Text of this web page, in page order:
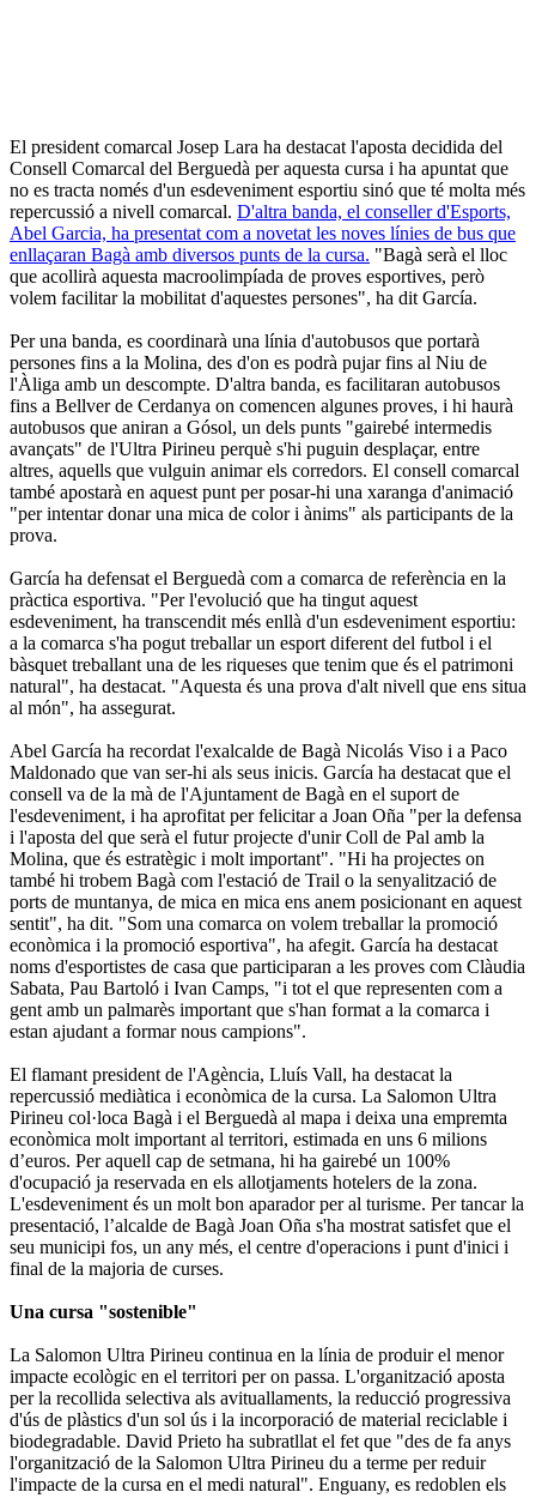
El president comarcal Josep Lara ha destacat l'aposta decidida del
Consell Comarcal del Berguedà per aquesta cursa i ha apuntat que
no es tracta només d'un esdeveniment esportiu sinó que té molta més
repercussió a nivell comarcal. D'altra banda, el conseller d'Esports,
Abel Garcia, ha presentat com a novetat les noves línies de bus que
enllaçaran Bagà amb diversos punts de la cursa. "Bagà serà el lloc
que acollirà aquesta macroolimpíada de proves esportives, però
volem facilitar la mobilitat d'aquestes persones", ha dit García.
Per una banda, es coordinarà una línia d'autobusos que portarà
persones fins a la Molina, des d'on es podrà pujar fins al Niu de
l'Àliga amb un descompte. D'altra banda, es facilitaran autobusos
fins a Bellver de Cerdanya on comencen algunes proves, i hi haurà
autobusos que aniran a Gósol, un dels punts "gairebé intermedis
avançats" de l'Ultra Pirineu perquè s'hi puguin desplaçar, entre
altres, aquells que vulguin animar els corredors. El consell comarcal
també apostarà en aquest punt per posar-hi una xaranga d'animació
"per intentar donar una mica de color i ànims" als participants de la
prova.
García ha defensat el Berguedà com a comarca de referència en la
pràctica esportiva. "Per l'evolució que ha tingut aquest
esdeveniment, ha transcendit més enllà d'un esdeveniment esportiu:
a la comarca s'ha pogut treballar un esport diferent del futbol i el
bàsquet treballant una de les riqueses que tenim que és el patrimoni
natural", ha destacat. "Aquesta és una prova d'alt nivell que ens situa
al món", ha assegurat.
Abel García ha recordat l'exalcalde de Bagà Nicolás Viso i a Paco
Maldonado que van ser-hi als seus inicis. García ha destacat que el
consell va de la mà de l'Ajuntament de Bagà en el suport de
l'esdeveniment, i ha aprofitat per felicitar a Joan Oña "per la defensa
i l'aposta del que serà el futur projecte d'unir Coll de Pal amb la
Molina, que és estratègic i molt important". "Hi ha projectes on
també hi trobem Bagà com l'estació de Trail o la senyalització de
ports de muntanya, de mica en mica ens anem posicionant en aquest
sentit", ha dit. "Som una comarca on volem treballar la promoció
econòmica i la promoció esportiva", ha afegit. García ha destacat
noms d'esportistes de casa que participaran a les proves com Clàudia
Sabata, Pau Bartoló i Ivan Camps, "i tot el que representen com a
gent amb un palmarès important que s'han format a la comarca i
estan ajudant a formar nous campions".
El flamant president de l'Agència, Lluís Vall, ha destacat la
repercussió mediàtica i econòmica de la cursa. La Salomon Ultra
Pirineu col·loca Bagà i el Berguedà al mapa i deixa una empremta
econòmica molt important al territori, estimada en uns 6 milions
d’euros. Per aquell cap de setmana, hi ha gairebé un 100%
d'ocupació ja reservada en els allotjaments hotelers de la zona.
L'esdeveniment és un molt bon aparador per al turisme. Per tancar la
presentació, l’alcalde de Bagà Joan Oña s'ha mostrat satisfet que el
seu municipi fos, un any més, el centre d'operacions i punt d'inici i
final de la majoria de curses.
Una cursa "sostenible"
La Salomon Ultra Pirineu continua en la línia de produir el menor
impacte ecològic en el territori per on passa. L'organització aposta
per la recollida selectiva als avituallaments, la reducció progressiva
d'ús de plàstics d'un sol ús i la incorporació de material reciclable i
biodegradable. David Prieto ha subratllat el fet que "des de fa anys
l'organització de la Salomon Ultra Pirineu du a terme per reduir
l'impacte de la cursa en el medi natural". Enguany, es redoblen els